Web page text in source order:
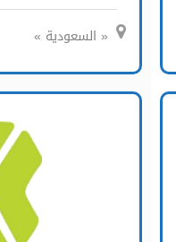
« السعودية »